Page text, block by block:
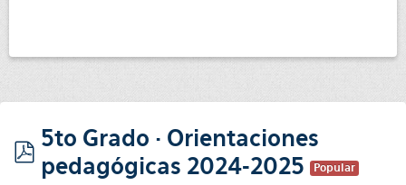
pdf
5to Grado · Orientaciones
pedagógicas 2024-2025
Popular